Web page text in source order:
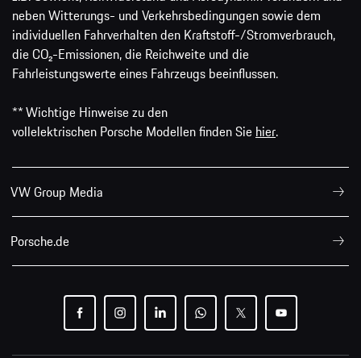
neben Witterungs- und Verkehrsbedingungen sowie dem
individuellen Fahrverhalten den Kraftstoff-/Stromverbrauch,
die CO₂-Emissionen, die Reichweite und die
Fahrleistungswerte eines Fahrzeugs beeinflussen.
** Wichtige Hinweise zu den
vollelektrischen Porsche Modellen finden Sie hier.
VW Group Media
Porsche.de